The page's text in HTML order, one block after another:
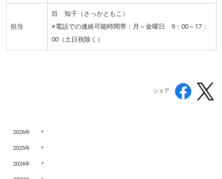
担当
目 知子（さっかともこ）
※電話での連絡可能時間帯：月～金曜日 9：00～17：
00（土日祝除く）
シェア
2026年
2025年
2024年